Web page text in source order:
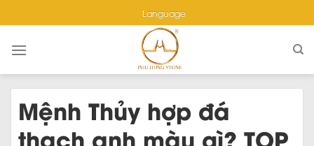
to
content
Mệnh Thủy hợp đá
thạch anh màu gì? TOP
Language